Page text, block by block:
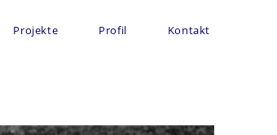
Projekte Profil Kontakt